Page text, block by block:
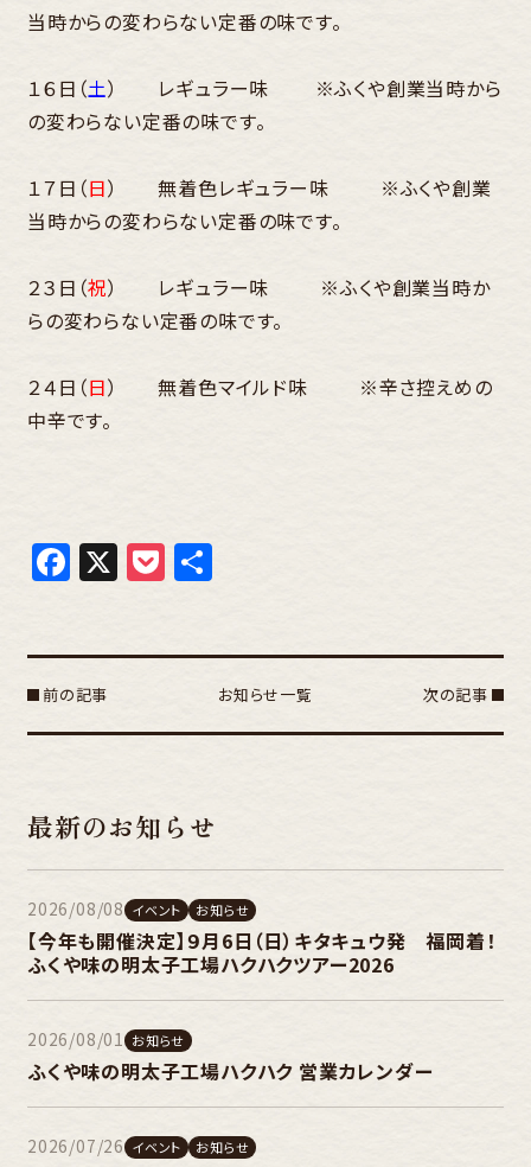
当時からの変わらない定番の味です。
１６日（土） レギュラー味 ※ふくや創業当時から
の変わらない定番の味です。
１７日（日） 無着色レギュラー味 ※ふくや創業
当時からの変わらない定番の味です。
２３日（祝） レギュラー味 ※ふくや創業当時か
らの変わらない定番の味です。
２４日（日） 無着色マイルド味 ※辛さ控えめの
中辛です。
Facebook
X Pocket
共
前の記事 お知らせ一覧 次の記事
最新のお知らせ
2026/08/08 イベント お知らせ
【今年も開催決定】９月6日（日）キタキュウ発 福岡着！
ふくや味の明太子工場ハクハクツアー2026
2026/08/01 お知らせ
ふくや味の明太子工場ハクハク 営業カレンダー
2026/07/26 イベント お知らせ